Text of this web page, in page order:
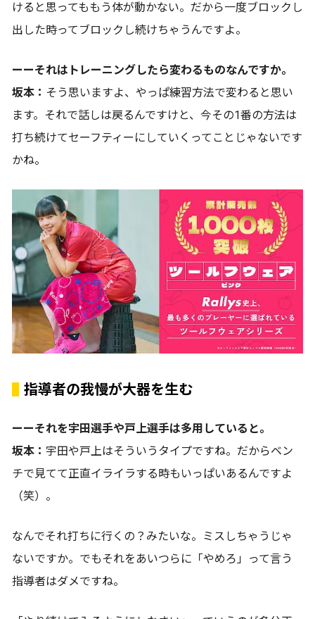
けると思ってももう体が動かない。だから一度ブロックし
出した時ってブロックし続けちゃうんですよ。
ーーそれはトレーニングしたら変わるものなんですか。
坂本： そう思いますよ、やっぱ練習方法で変わると思い
ます。それで話しは戻るんですけと、今その1番の方法は
打ち続けてセーフティーにしていくってことじゃないです
かね。
指導者の我慢が大器を生む
ーーそれを宇田選手や戸上選手は多用していると。
坂本： 宇田や戸上はそういうタイプですね。だからベン
チで見てて正直イライラする時もいっぱいあるんですよ
（笑）。
なんでそれ打ちに行くの？みたいな。ミスしちゃうじゃ
ないですか。でもそれをあいつらに「やめろ」って言う
指導者はダメですね。